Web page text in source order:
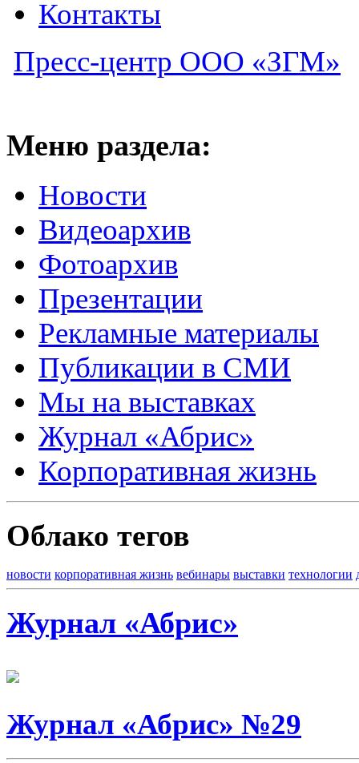
Контакты
Пресс-центр ООО «ЗГМ»
Меню раздела:
Новости
Видеоархив
Фотоархив
Презентации
Рекламные материалы
Публикации в СМИ
Мы на выставках
Журнал «Абрис»
Корпоративная жизнь
Облако тегов
новости корпоративная жизнь вебинары выставки технологии
Журнал «Абрис»
Журнал «Абрис» №29